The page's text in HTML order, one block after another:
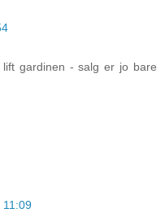
gardinen - salg er jo bare
11:09